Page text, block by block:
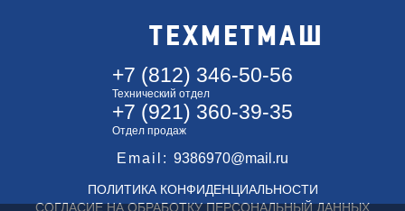
ТЕХМЕТМАШ
+7 (812) 346-50-56
Технический отдел
+7 (921) 360-39-35
Отдел продаж
Email: 9386970@mail.ru
ПОЛИТИКА КОНФИДЕНЦИАЛЬНОСТИ
СОГЛАСИЕ НА ОБРАБОТКУ ПЕРСОНАЛЬНЫЙ ДАННЫХ